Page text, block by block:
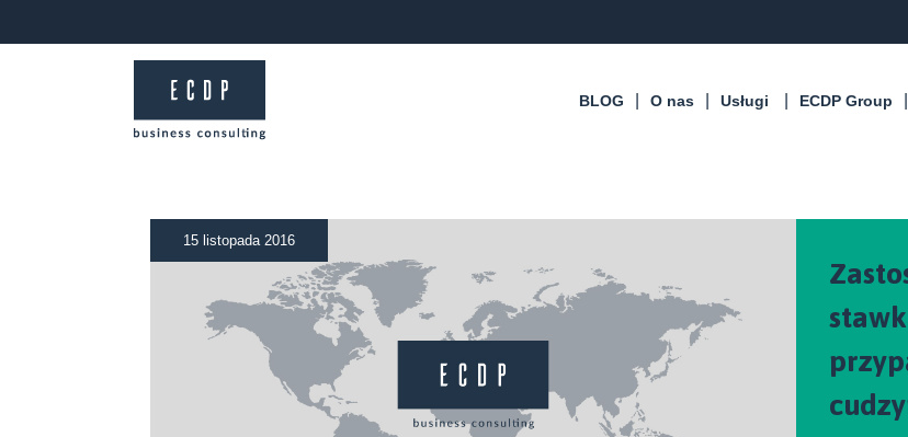
BLOG O nas Usługi ECDP Group
15 listopada 2016